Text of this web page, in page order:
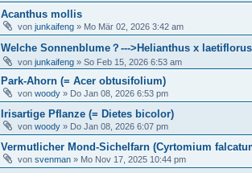
Acanthus mollis
von junkaifeng » Mo Mär 02, 2026 3:42 am
Welche Sonnenblume？--->Helianthus x laetiflorus
von junkaifeng » So Feb 15, 2026 6:53 am
Park-Ahorn (= Acer obtusifolium)
von woody » Do Jan 08, 2026 6:53 pm
Irisartige Pflanze (= Dietes bicolor)
von woody » Do Jan 08, 2026 6:07 pm
Vermutlicher Mond-Sichelfarn (Cyrtomium
von svenman » Mo Nov 17, 2025 10:44 pm